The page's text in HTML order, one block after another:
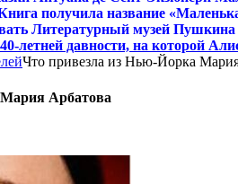
получила название
Литературный музей
летней давности, на которой
Что привезла из Нью-Йорка
Арбатова